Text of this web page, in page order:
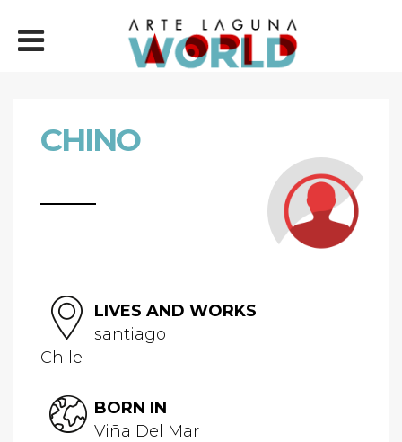
CHINO
LIVES AND WORKS
santiago
Chile
BORN IN
Viña Del Mar